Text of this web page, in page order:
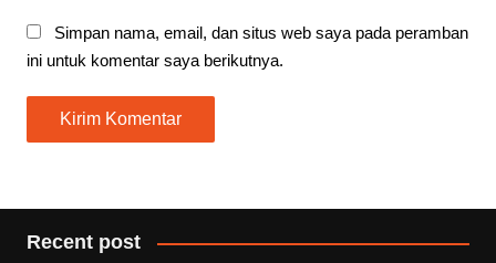
Simpan nama, email, dan situs web saya pada peramban
ini untuk komentar saya berikutnya.
Recent post